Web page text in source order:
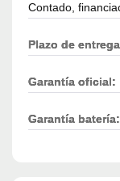
Contado,
Plazo de
Garantía oficial:
Garantía batería: